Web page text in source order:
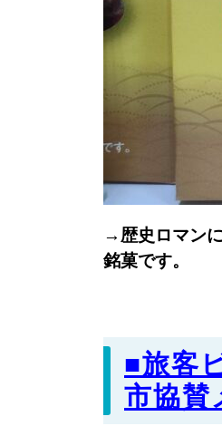
→歴史ロマン
銘菓です。
■旅客
市協賛